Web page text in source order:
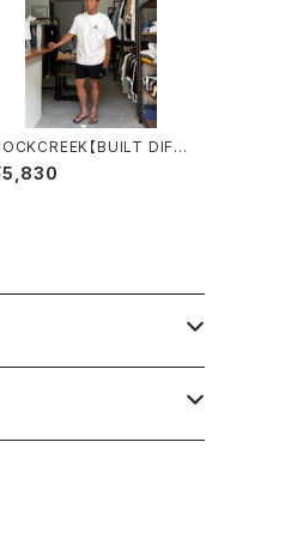
【BUILT DIFF
】Tee ロッククリーク